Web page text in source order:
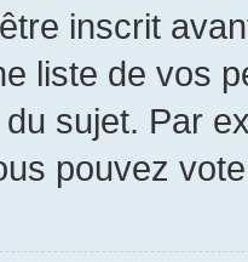
inscrit
liste de vos
sujet. Par
pouvez